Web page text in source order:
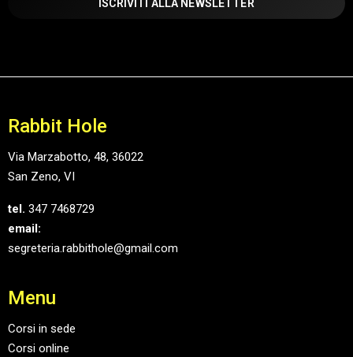
Rabbit Hole
Via Marzabotto, 48, 36022
San Zeno, VI
tel. 347 7468729
email:
segreteria.rabbithole@gmail.com
Menu
Corsi in sede
Corsi online